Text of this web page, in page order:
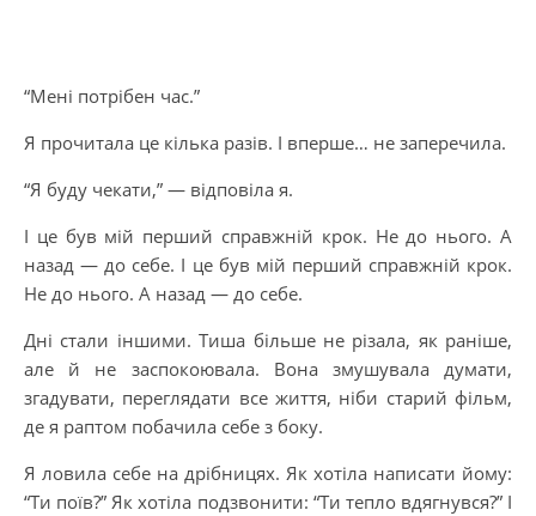
“Мені потрібен час.”
Я прочитала це кілька разів. І вперше… не заперечила.
“Я буду чекати,” — відповіла я.
І це був мій перший справжній крок. Не до нього. А
назад — до себе. І це був мій перший справжній крок.
Не до нього. А назад — до себе.
Дні стали іншими. Тиша більше не різала, як раніше,
але й не заспокоювала. Вона змушувала думати,
згадувати, переглядати все життя, ніби старий фільм,
де я раптом побачила себе з боку.
Я ловила себе на дрібницях. Як хотіла написати йому:
“Ти поїв?” Як хотіла подзвонити: “Ти тепло вдягнувся?” І